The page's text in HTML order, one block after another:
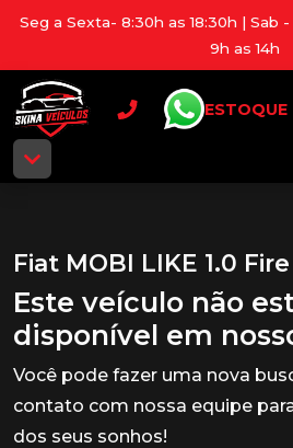
Seg a Sexta- 8:30h as 18:30h | Sab
9h as 14h
ESTOQUE
Fiat MOBI LIKE 1.0
Este veículo não
disponível em
Você pode fazer uma nova
contato com nossa equipe
dos seus sonhos!